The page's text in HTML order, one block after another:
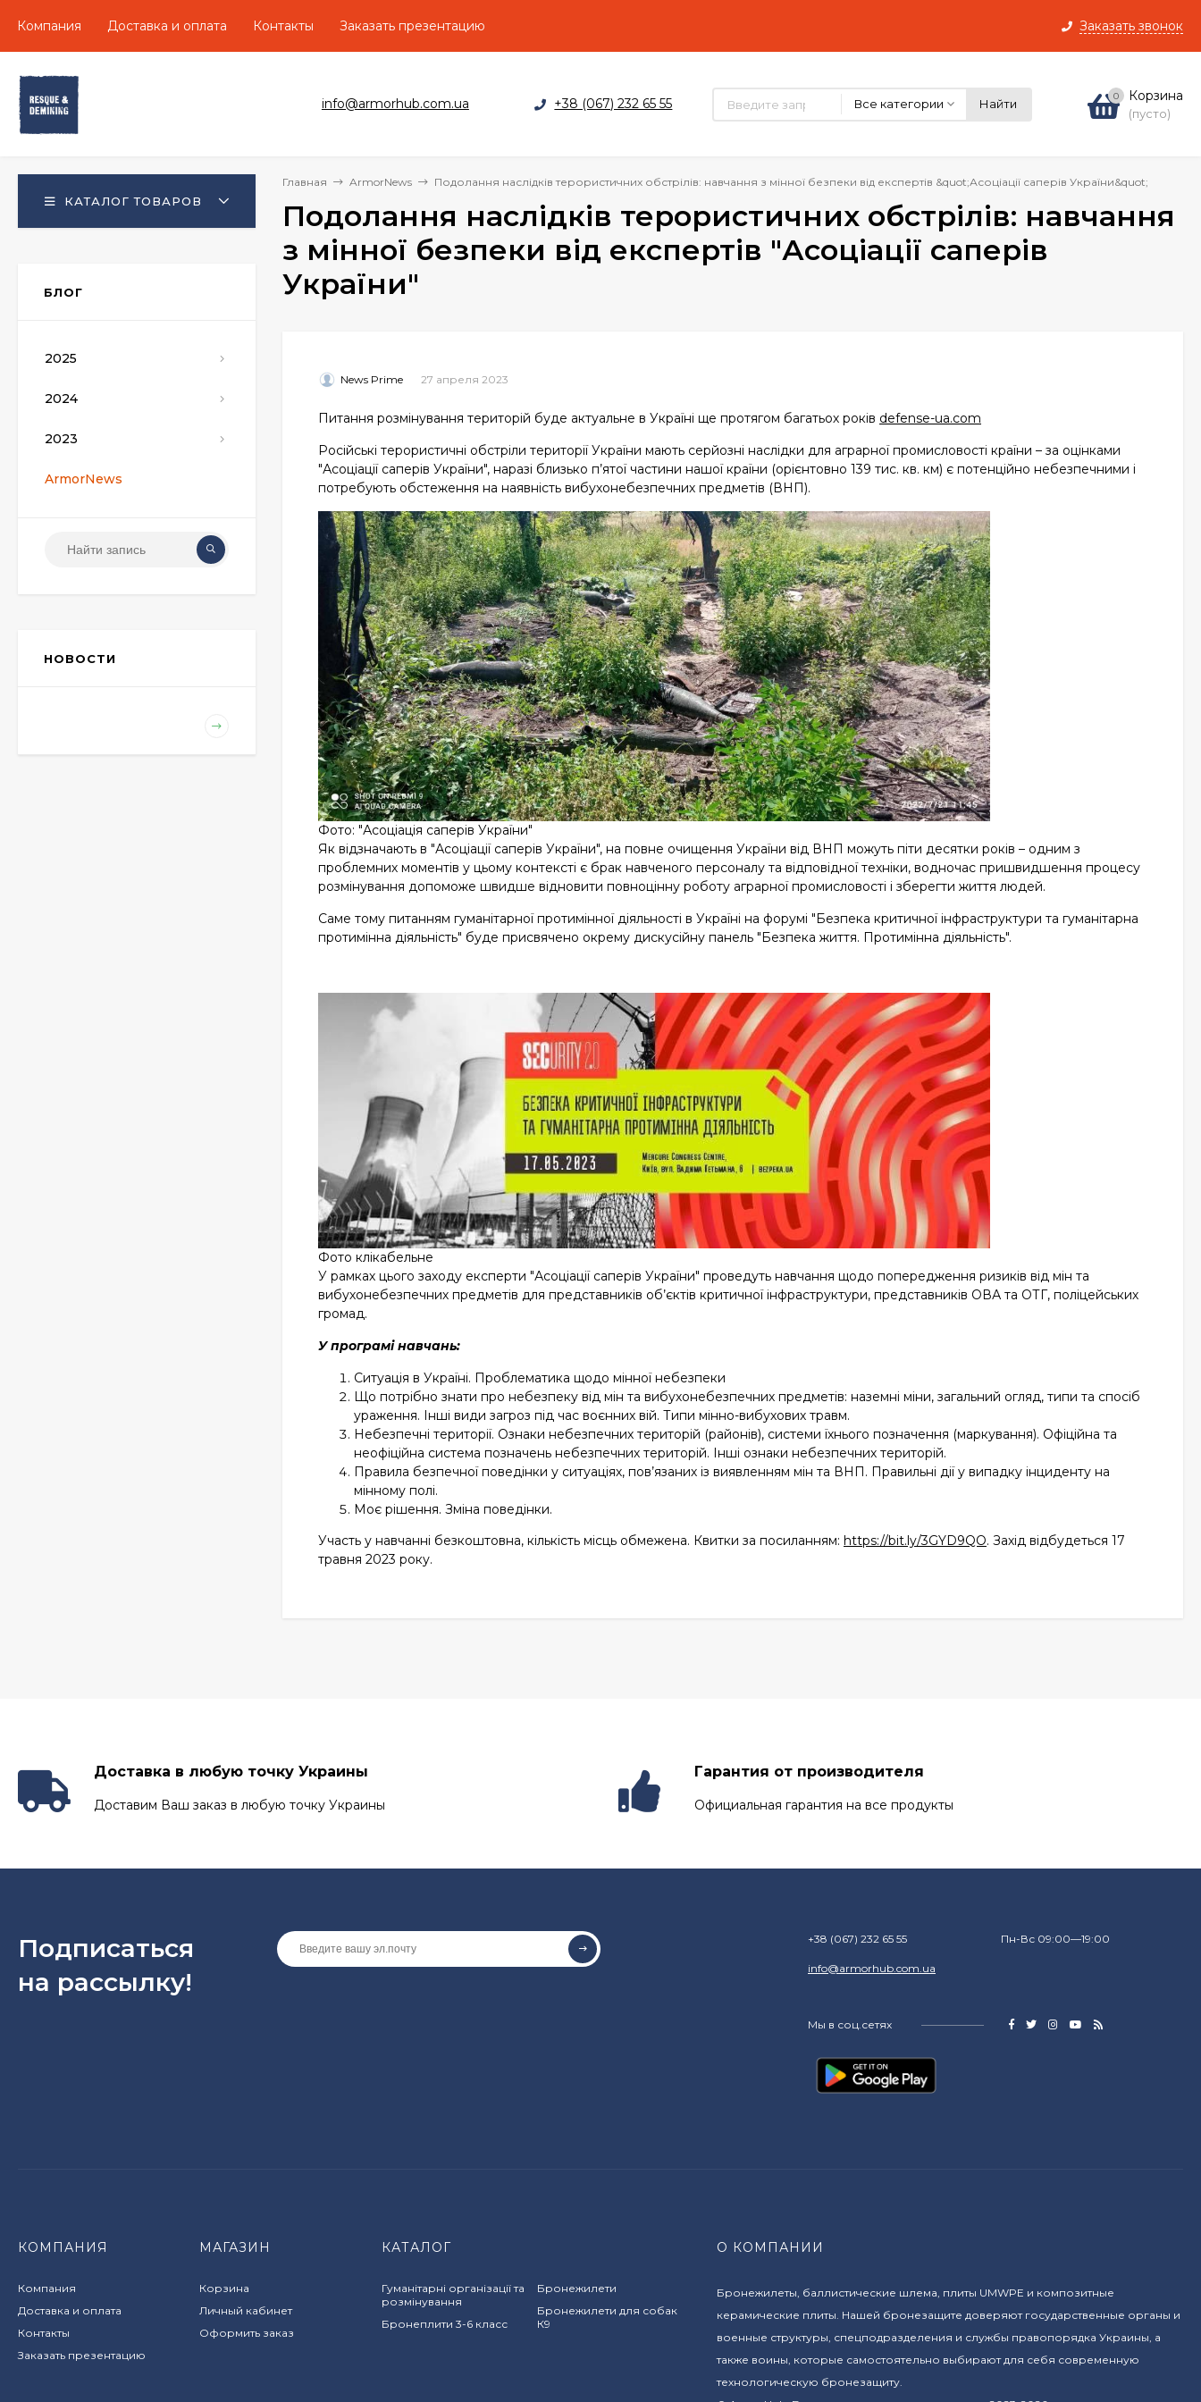
Заказать звонок
Компания Доставка и оплата Контакты Заказать презентацию
info@armorhub.com.ua +38 (067) 232 65 55 Все категории Найти
0 Корзина
(пусто)
Главная ArmorNews Подолання наслідків терористичних обстрілів: навчання з мінної безпеки від експертів &quot;Асоціації саперів України&quot;
Подолання наслідків терористичних обстрілів: навчання
з мінної безпеки від експертів "Асоціації саперів
України"
News Prime 27 апреля 2023
Питання розмінування територій буде актуальне в Україні ще протягом багатьох років defense-ua.com
Російські терористичні обстріли території України мають серйозні наслідки для аграрної промисловості країни – за оцінками
"Асоціації саперів України", наразі близько п’ятої частини нашої країни (орієнтовно 139 тис. кв. км) є потенційно небезпечними і
потребують обстеження на наявність вибухонебезпечних предметів (ВНП).
Фото: "Асоціація саперів України"
Як відзначають в "Асоціації саперів України", на повне очищення України від ВНП можуть піти десятки років – одним з
проблемних моментів у цьому контексті є брак навченого персоналу та відповідної техніки, водночас пришвидшення процесу
розмінування допоможе швидше відновити повноцінну роботу аграрної промисловості і зберегти життя людей.
Саме тому питанням гуманітарної протимінної діяльності в Україні на форумі "Безпека критичної інфраструктури та гуманітарна
протимінна діяльність" буде присвячено окрему дискусійну панель "Безпека життя. Протимінна діяльність".
Фото клікабельне
У рамках цього заходу експерти "Асоціації саперів України" проведуть навчання щодо попередження ризиків від мін та
вибухонебезпечних предметів для представників об’єктів критичної інфраструктури, представників ОВА та ОТГ, поліцейських
громад.
У програмі навчань:
Ситуація в Україні. Проблематика щодо мінної небезпеки
Що потрібно знати про небезпеку від мін та вибухонебезпечних предметів: наземні міни, загальний огляд, типи та спосіб
ураження. Інші види загроз під час воєнних вій. Типи мінно-вибухових травм.
Небезпечні території. Ознаки небезпечних територій (районів), системи їхнього позначення (маркування). Офіційна та
неофіційна система позначень небезпечних територій. Інші ознаки небезпечних територій.
Правила безпечної поведінки у ситуаціях, пов’язаних із виявленням мін та ВНП. Правильні дії у випадку інциденту на
мінному полі.
Моє рішення. Зміна поведінки.
Участь у навчанні безкоштовна, кількість місць обмежена. Квитки за посиланням: https://bit.ly/3GYD9QO. Захід відбудеться 17
травня 2023 року.
КАТАЛОГ ТОВАРОВ
БЛОГ
2025
2024
2023
ArmorNews
НОВОСТИ
Доставка в любую точку Украины
Доставим Ваш заказ в любую точку Украины
Гарантия от производителя
Официальная гарантия на все продукты
Подписаться
на рассылкy!
+38 (067) 232 65 55
info@armorhub.com.ua
Пн-Вс 09:00—19:00
Мы в соц.сетях
КОМПАНИЯ
Компания
Доставка и оплата
Контакты
Заказать презентацию
МАГАЗИН
Корзина
Личный кабинет
Оформить заказ
КАТАЛОГ
Гуманітарні організації та
розмінування
Бронеплити 3-6 класс
Бронежилети
Бронежилети для собак
К9
О КОМПАНИИ
Бронежилеты, баллистические шлема, плиты UMWPE и композитные
керамические плиты. Нашей бронезащите доверяют государственные органы и
военные структуры, спецподразделения и службы правопорядка Украины, а
также воины, которые самостоятельно выбирают для себя современную
технологическую бронезащиту.